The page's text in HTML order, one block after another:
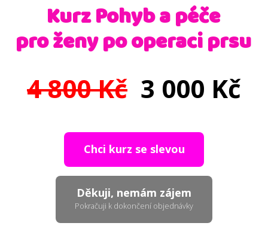
Kurz Pohyb a péče
pro ženy po operaci prsu
4 800 Kč 3 000 Kč
Chci kurz se slevou
Děkuji, nemám zájem
Pokračuji k dokončení objednávky